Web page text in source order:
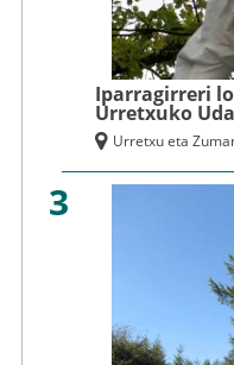
Iparragirreri
Urretxuko
Urretxu eta
3